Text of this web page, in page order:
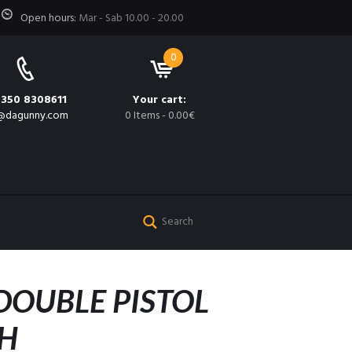
Open hours: Mar - Sab 10.00 - 20.00
8308611
0
Your cart:
0 Items- 0.00€
PISTOL